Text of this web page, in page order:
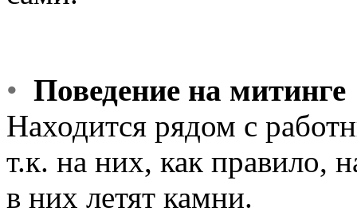
• Поведение на митинге
Находится рядом с
т.к. на них, как правило,
в них летят камни.